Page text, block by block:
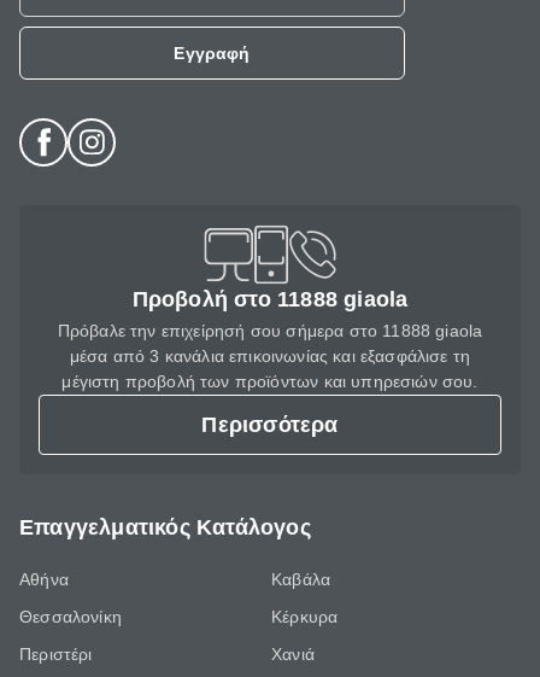
Εγγραφή
Προβολή στο 11888 giaola
Πρόβαλε την επιχείρησή σου σήμερα στο 11888 giaola
μέσα από 3 κανάλια επικοινωνίας και εξασφάλισε τη
μέγιστη προβολή των προϊόντων και υπηρεσιών σου.
Περισσότερα
Επαγγελματικός Κατάλογος
Αθήνα
Θεσσαλονίκη
Περιστέρι
Καβάλα
Κέρκυρα
Χανιά